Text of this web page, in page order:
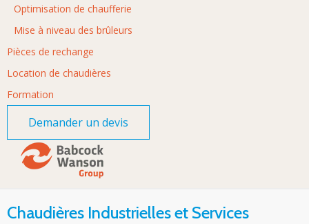
Optimisation de chaufferie
Mise à niveau des brûleurs
Pièces de rechange
Location de chaudières
Formation
Demander un devis
Chaudières Industrielles et Services